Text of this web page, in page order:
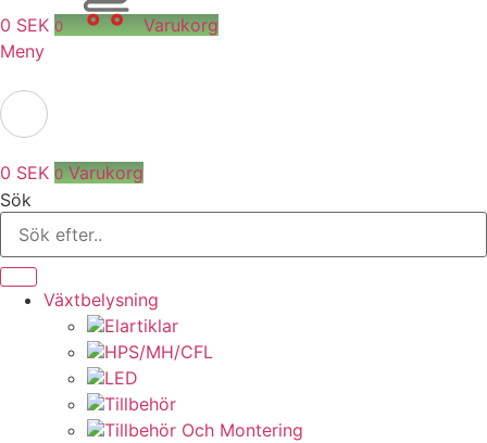
0 SEK 0
Varukorg
Meny
0 SEK 0 Varukorg
Sök
Växtbelysning
Elartiklar
HPS/MH/CFL
LED
Tillbehör
Tillbehör Och Montering